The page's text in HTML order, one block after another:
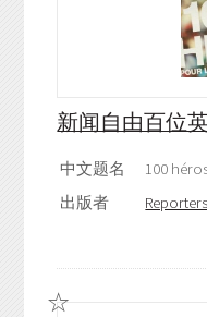
新闻自由百位
中文题名
100
出版者